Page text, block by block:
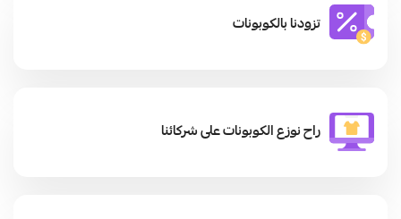
تزودنا بالكوبونات
راح نوزع الكوبونات على شركائنا